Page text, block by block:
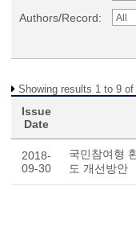
Authors/Record:
Showing results 1 to 9 of
Issue
Date
2018-
09-30
국민참여형
도 개선방안